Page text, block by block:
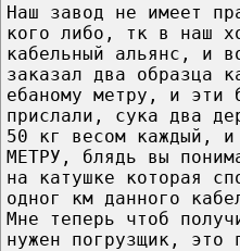
Наш завод не имеет
кого либо, тк в наш
кабельный альянс, и
заказал два образца
ебаному метру, и эти
прислали, сука два
50 кг весом каждый,
МЕТРУ, блядь вы
на катушке которая
одног км данного
Мне теперь чтоб
нужен погрузщик, это